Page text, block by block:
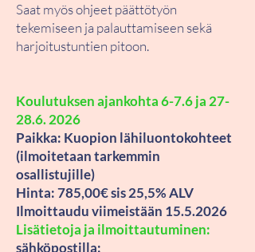
Saat myös ohjeet päättötyön
tekemiseen ja palauttamiseen sekä
harjoitustuntien pitoon.
Koulutuksen ajankohta 6-7.6 ja 27-
28.6. 2026
Paikka: Kuopion lähiluontokohteet
(ilmoitetaan tarkemmin
osallistujille)
Hinta: 785,00€ sis 25,5% ALV
Ilmoittaudu viimeistään 15.5.2026
Lisätietoja ja ilmoittautuminen:
sähköpostilla: